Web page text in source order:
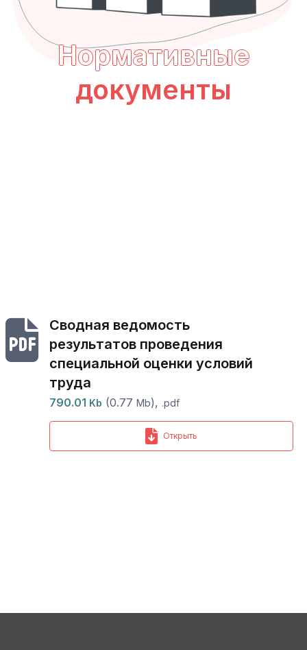
Нормативные
документы
Сводная ведомость
результатов проведения
специальной оценки условий
труда
790.01 Kb (0.77 Mb), .pdf
Открыть